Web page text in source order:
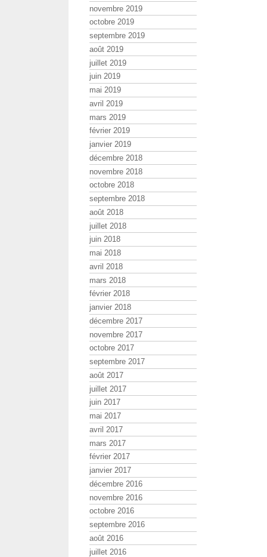
novembre 2019
octobre 2019
septembre 2019
août 2019
juillet 2019
juin 2019
mai 2019
avril 2019
mars 2019
février 2019
janvier 2019
décembre 2018
novembre 2018
octobre 2018
septembre 2018
août 2018
juillet 2018
juin 2018
mai 2018
avril 2018
mars 2018
février 2018
janvier 2018
décembre 2017
novembre 2017
octobre 2017
septembre 2017
août 2017
juillet 2017
juin 2017
mai 2017
avril 2017
mars 2017
février 2017
janvier 2017
décembre 2016
novembre 2016
octobre 2016
septembre 2016
août 2016
juillet 2016